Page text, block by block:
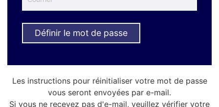
Définir le mot de passe
Les instructions pour réinitialiser votre mot de passe
vous seront envoyées par e-mail.
Si vous ne recevez pas d'e-mail, veuillez vérifier votre